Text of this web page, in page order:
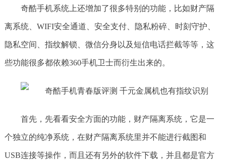
奇酷手机系统上还增加了很多特别的功能，比如财产隔
离系统、WIFI安全通道、安全支付、隐私粉碎、时刻守护、
隐私空间、指纹解锁、微信分身以及短信电话拦截等等，这
些功能很多都依赖360手机卫士而衍生出来的。
首先，先看看安全方面的功能，财产隔离系统，它是一
个独立的纯净系统，在财产隔离系统里并不能进行截图和
USB连接等操作，而且还有另外的软件下载，并且都是官方